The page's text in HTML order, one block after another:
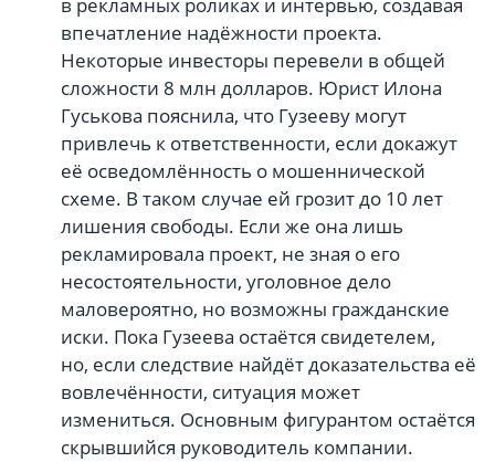
в рекламных роликах и интервью, создавая
впечатление надёжности проекта.
Некоторые инвесторы перевели в общей
сложности 8 млн долларов. Юрист Илона
Гуськова пояснила, что Гузееву могут
привлечь к ответственности, если докажут
её осведомлённость о мошеннической
схеме. В таком случае ей грозит до 10 лет
лишения свободы. Если же она лишь
рекламировала проект, не зная о его
несостоятельности, уголовное дело
маловероятно, но возможны гражданские
иски. Пока Гузеева остаётся свидетелем,
но, если следствие найдёт доказательства её
вовлечённости, ситуация может
измениться. Основным фигурантом остаётся
скрывшийся руководитель компании.